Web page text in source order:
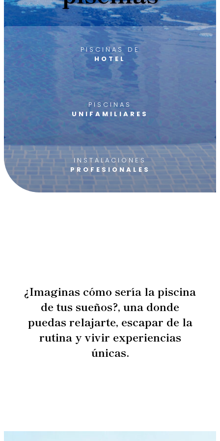
PISCINAS DE
HOTEL
PISCINAS
UNIFAMILIARES
INSTALACIONES
PROFESIONALES
¿Imaginas cómo sería la piscina
de tus sueños?, una donde
puedas relajarte, escapar de la
rutina y vivir experiencias
únicas.